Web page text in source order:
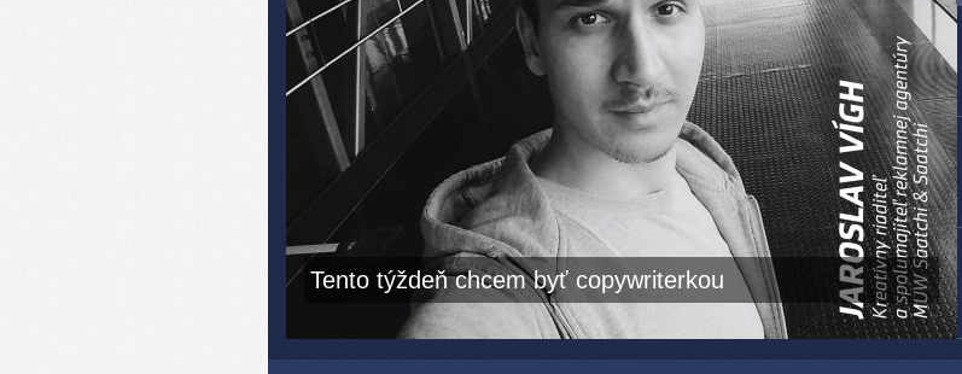
Tento týždeň chcem byť copywriterkou